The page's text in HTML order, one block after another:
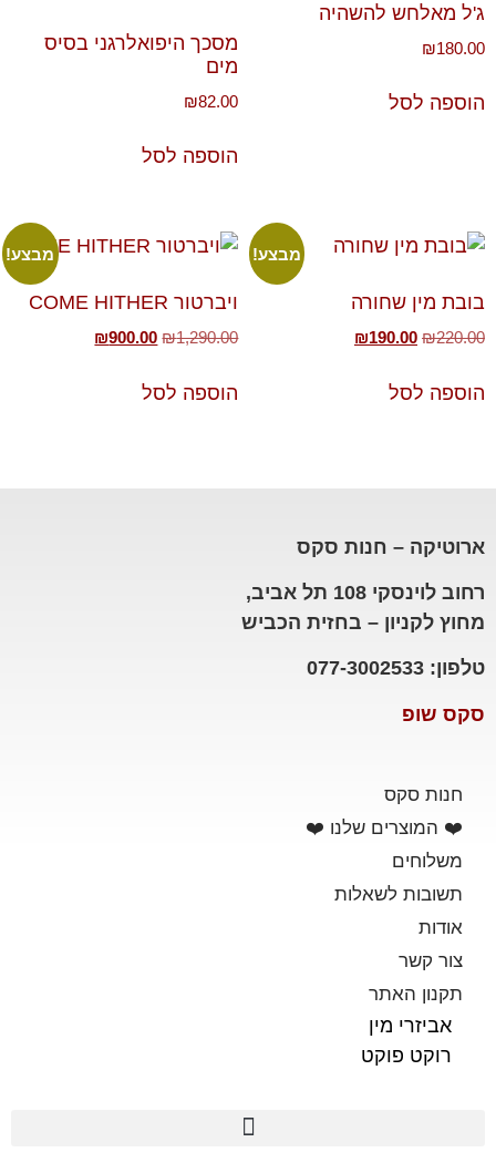
ג'ל מאלחש להשהיה
₪180.00
הוספה לסל
מסכך היפואלרגני בסיס
מים
₪82.00
הוספה לסל
מבצע!
בובת מין שחורה
₪220.00
₪190.00
הוספה לסל
מבצע!
ויברטור COME HITHER
₪1,290.00
₪900.00
הוספה לסל
ארוטיקה – חנות סקס
רחוב לוינסקי 108 תל אביב,
מחוץ לקניון – בחזית הכביש
טלפון: 077-3002533
סקס שופ
חנות סקס
❤️ המוצרים שלנו ❤️
משלוחים
תשובות לשאלות
אודות
צור קשר
תקנון האתר
אביזרי מין
רוקט פוקט